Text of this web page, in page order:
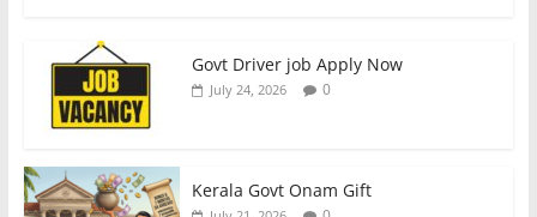
Govt Driver job Apply Now
July 24, 2026 0
Kerala Govt Onam Gift